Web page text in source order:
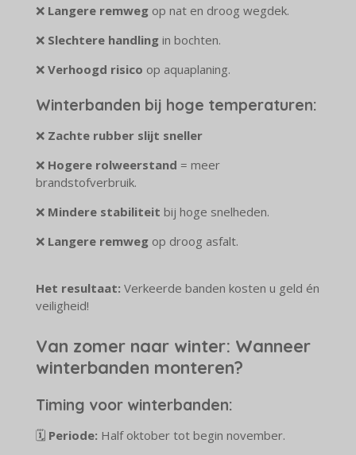
❌ Langere remwegop nat en droog wegdek.
❌ Slechtere handlingin bochten.
❌ Verhoogd risico op aquaplaning.
Winterbanden bij hoge temperaturen:
❌ Zachte rubber slijt sneller
❌ Hogere rolweerstand = meer
brandstofverbruik.
❌ Mindere stabiliteit bij hoge snelheden.
❌ Langere remwegop droog asfalt.
Het resultaat: Verkeerde banden kosten u geld én
veiligheid!
Van zomer naar winter: Wanneer
winterbanden monteren?
Timing voor winterbanden:
🗓️ Periode: Half oktober tot begin november.